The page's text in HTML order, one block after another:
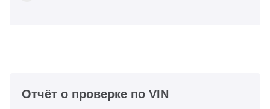
Отчёт о проверке по VIN